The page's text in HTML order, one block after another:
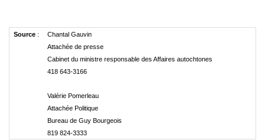
Source :
Chantal Gauvin
Attachée de presse
Cabinet du ministre responsable des Affaires autochtones
418 643-3166
Valérie Pomerleau
Attachée Politique
Bureau de Guy Bourgeois
819 824-3333